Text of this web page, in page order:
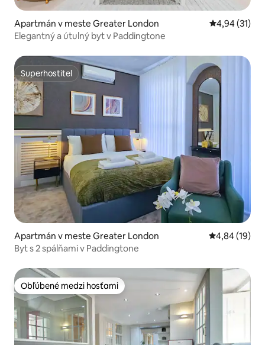
Apartmán v meste Greater London Priemerné
4,94 (31)
Elegantný a útulný byt v Paddingtone
Superhostiteľ
Superhostiteľ
Apartmán v meste Greater London Priemerné
4,84 (19)
Byt s 2 spálňami v Paddingtone
Obľúbené medzi hosťami
Obľúbené medzi hosťami